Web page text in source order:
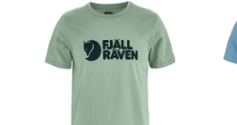
Størrelse: XL XL